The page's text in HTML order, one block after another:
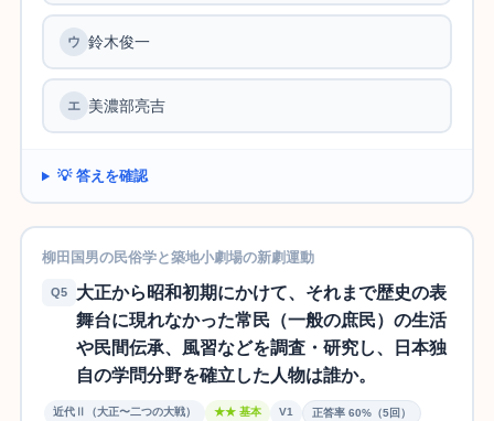
ウ 鈴木俊一
エ 美濃部亮吉
💡 答えを確認
柳田国男の民俗学と築地小劇場の新劇運動
Q5
大正から昭和初期にかけて、それまで歴史の表
舞台に現れなかった常民（一般の庶民）の生活
や民間伝承、風習などを調査・研究し、日本独
自の学問分野を確立した人物は誰か。
近代Ⅱ（大正〜二つの大戦） ★★ 基本 V1 正答率 60%（5回）